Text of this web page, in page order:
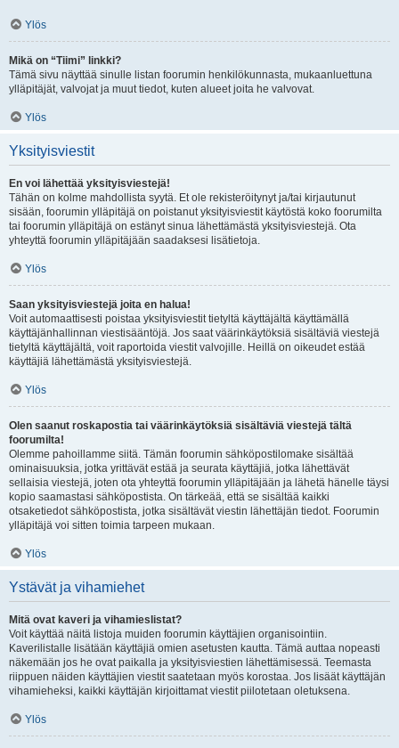
Ylös
Mikä on “Tiimi” linkki?
Tämä sivu näyttää sinulle listan foorumin henkilökunnasta, mukaanluettuna
ylläpitäjät, valvojat ja muut tiedot, kuten alueet joita he valvovat.
Ylös
Yksityisviestit
En voi lähettää yksityisviestejä!
Tähän on kolme mahdollista syytä. Et ole rekisteröitynyt ja/tai kirjautunut
sisään, foorumin ylläpitäjä on poistanut yksityisviestit käytöstä koko foorumilta
tai foorumin ylläpitäjä on estänyt sinua lähettämästä yksityisviestejä. Ota
yhteyttä foorumin ylläpitäjään saadaksesi lisätietoja.
Ylös
Saan yksityisviestejä joita en halua!
Voit automaattisesti poistaa yksityisviestit tietyltä käyttäjältä käyttämällä
käyttäjänhallinnan viestisääntöjä. Jos saat väärinkäytöksiä sisältäviä viestejä
tietyltä käyttäjältä, voit raportoida viestit valvojille. Heillä on oikeudet estää
käyttäjiä lähettämästä yksityisviestejä.
Ylös
Olen saanut roskapostia tai väärinkäytöksiä sisältäviä viestejä tältä
foorumilta!
Olemme pahoillamme siitä. Tämän foorumin sähköpostilomake sisältää
ominaisuuksia, jotka yrittävät estää ja seurata käyttäjiä, jotka lähettävät
sellaisia viestejä, joten ota yhteyttä foorumin ylläpitäjään ja lähetä hänelle täysi
kopio saamastasi sähköpostista. On tärkeää, että se sisältää kaikki
otsaketiedot sähköpostista, jotka sisältävät viestin lähettäjän tiedot. Foorumin
ylläpitäjä voi sitten toimia tarpeen mukaan.
Ylös
Ystävät ja vihamiehet
Mitä ovat kaveri ja vihamieslistat?
Voit käyttää näitä listoja muiden foorumin käyttäjien organisointiin.
Kaverilistalle lisätään käyttäjiä omien asetusten kautta. Tämä auttaa nopeasti
näkemään jos he ovat paikalla ja yksityisviestien lähettämisessä. Teemasta
riippuen näiden käyttäjien viestit saatetaan myös korostaa. Jos lisäät käyttäjän
vihamieheksi, kaikki käyttäjän kirjoittamat viestit piilotetaan oletuksena.
Ylös